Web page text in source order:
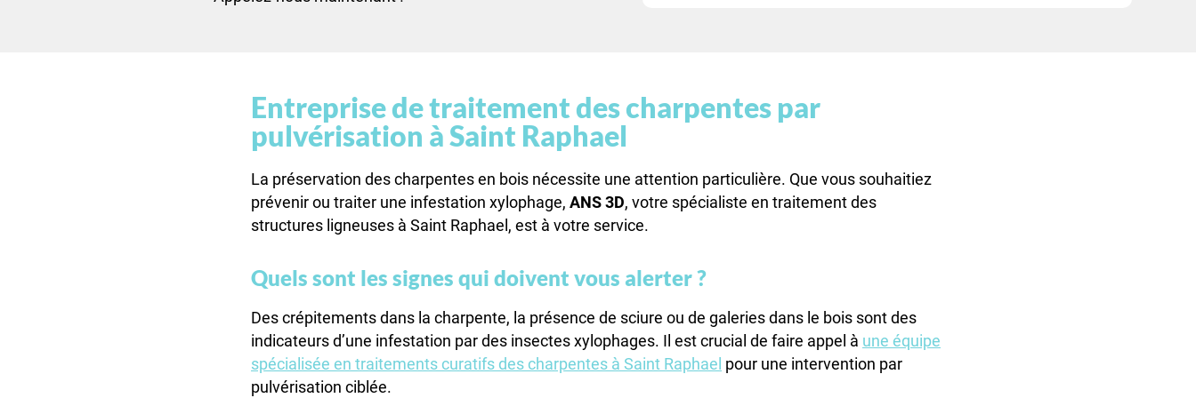
Entreprise de traitement des charpentes par
pulvérisation à Saint Raphael
La préservation des charpentes en bois nécessite une attention particulière. Que vous souhaitiez
prévenir ou traiter une infestation xylophage, ANS 3D, votre spécialiste en traitement des
structures ligneuses à Saint Raphael, est à votre service.
Quels sont les signes qui doivent vous alerter ?
Des crépitements dans la charpente, la présence de sciure ou de galeries dans le bois sont des
indicateurs d’une infestation par des insectes xylophages. Il est crucial de faire appel à une équipe
spécialisée en traitements curatifs des charpentes à Saint Raphael pour une intervention par
pulvérisation ciblée.